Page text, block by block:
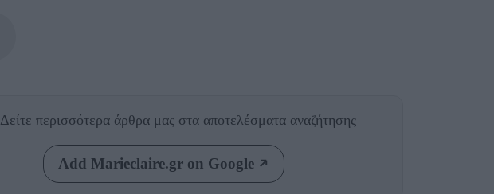
Δείτε περισσότερα άρθρα μας στα αποτελέσματα αναζήτησης
Add Marieclaire.gr on Google